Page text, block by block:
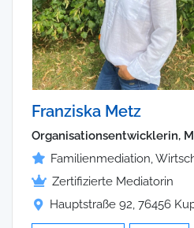
Franziska Metz
Organisationsentwicklerin,
Familienmediation,
Zertifizierte Mediatorin
Hauptstraße 92, 76456